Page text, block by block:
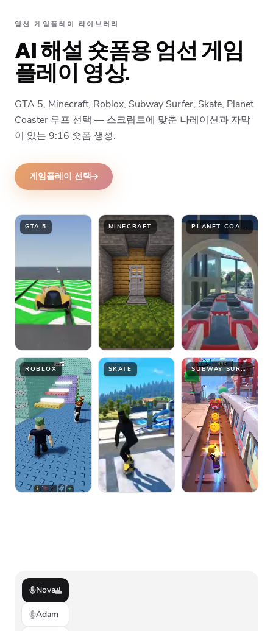
Top Middle Bottom
엄선 게임플레이 라이브러리
AI 해설 숏폼용 엄선 게임
플레이 영상.
GTA 5, Minecraft, Roblox, Subway Surfer, Skate, Planet
Coaster 루프 선택 — 스크립트에 맞춘 나레이션과 자막
이 있는 9:16 숏폼 생성.
게임플레이 선택
GTA 5 MINECRAFT PLANET COASTER
ROBLOX SKATE SUBWAY SURFER
Nova
Adam